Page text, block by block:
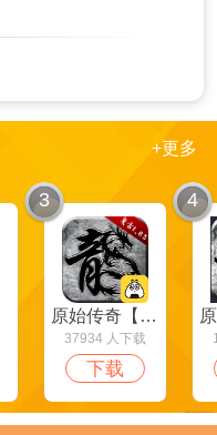
+更多
3
原始传奇【饭团端】
37934 人下载
下载
4